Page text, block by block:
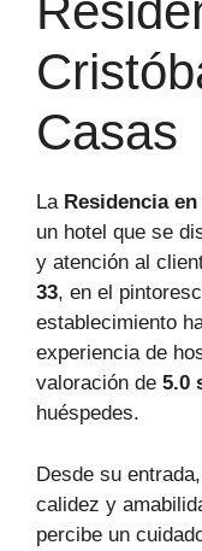
Casas
La Residencia
un hotel que se
y atención al
33, en el
establecimiento
experiencia de
valoración de 5.0
huéspedes.
Desde su
calidez y
percibe un